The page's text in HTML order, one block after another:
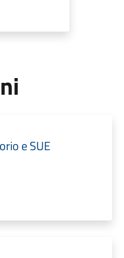
e SUE